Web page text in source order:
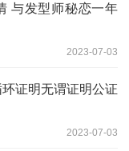
与发型师秘恋一年
2023-07-03
证明无谓证明公证
2023-07-03